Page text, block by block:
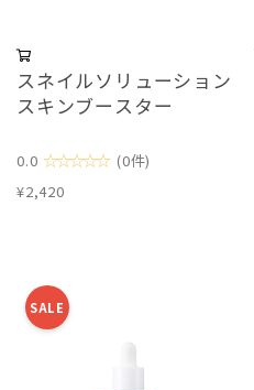
スネイルソリューション
スキンブースター
0.0 ☆☆☆☆☆ (0件)
¥2,420
SALE